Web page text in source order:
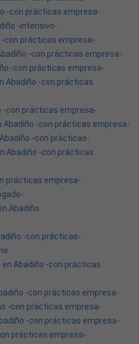
-con prácticas empresa-
-intensivo-
-con prácticas empresa-
-con prácticas empresa-
-con prácticas empresa-
Abadiño -con prácticas
-con prácticas empresa-
-con prácticas empresa-
-con prácticas-
Abadiño -con prácticas
prácticas empresa-
Abadiño
-con prácticas-
Abadiño -con prácticas
-con prácticas empresa-
-con prácticas empresa-
-con prácticas empresa-
prácticas empresa-